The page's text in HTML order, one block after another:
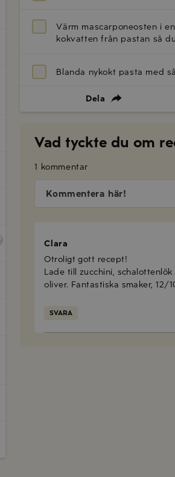
Värm mascarponeosten i
kokvatten från pastan så
Blanda nykokt pasta med
Dela
Vad tyckte du om
1 kommentar
Kommentera här!
Clara
Otroligt gott recept!
Lade till zucchini,
oliver. Fantastiska smaker, 12/
SVARA